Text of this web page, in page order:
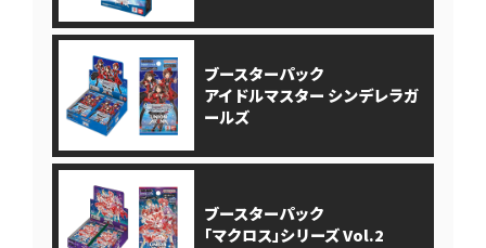
ブースターパック
アイドルマスター シンデレラガ
ールズ
ブースターパック
｢マクロス｣シリーズ Vol.2